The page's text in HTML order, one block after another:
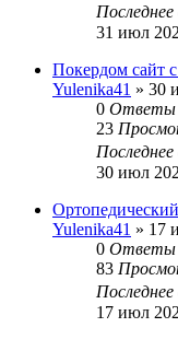
31 июл
Покердом сайт
Yulenika41 » 30
0 Ответы
23
30 июл
Yulenika41 » 17
0 Ответы
83
17 июл